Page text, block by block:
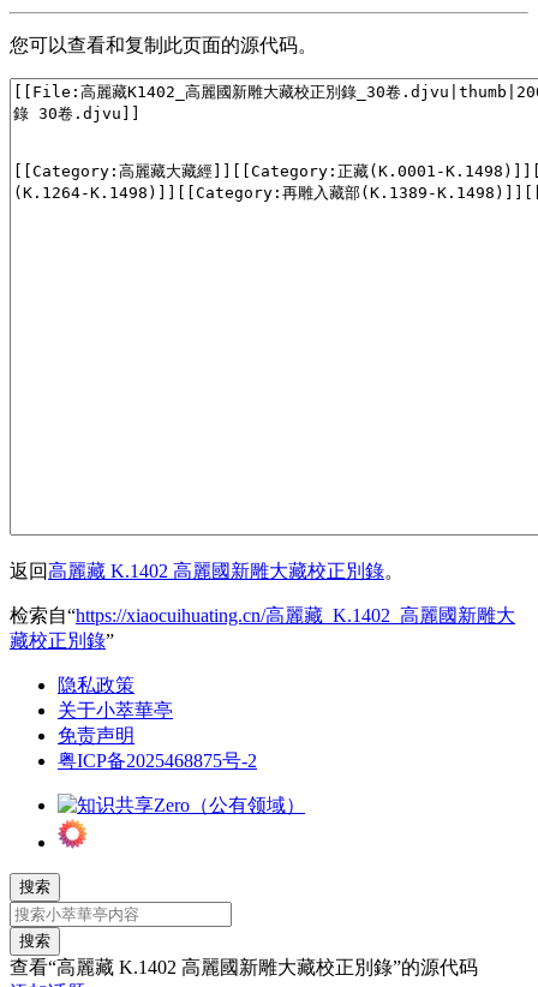
您可以查看和复制此页面的源代码。
返回高麗藏 K.1402 高麗國新雕大藏校正別錄。
检索自“https://xiaocuihuating.cn/高麗藏_K.1402_高麗國新雕大
藏校正別錄”
隐私政策
关于小萃華亭
免责声明
粤ICP备2025468875号-2
搜索
搜索
查看“︁高麗藏 K.1402 高麗國新雕大藏校正別錄”︁的源代码